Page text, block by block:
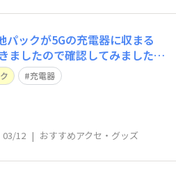
パックが5Gの充電器に収まる
ましたので確認してみました。
パックのツメの形状が位置が
に収まりました。電池パック
ほぼ同じ。厚みが若干大きい
ャージラン
充電器
03/12 | おすすめアクセ・グッズ